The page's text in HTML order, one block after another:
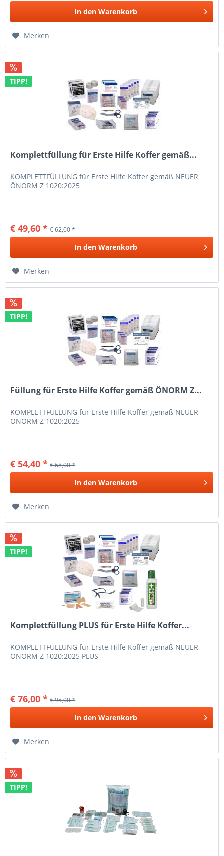
In den Warenkorb
Merken
TIPP!
Komplettfüllung für Erste Hilfe Koffer gemäß...
KOMPLETTFÜLLUNG für Erste Hilfe Koffer gemäß NEUER
ÖNORM Z 1020:2025
€ 49,60 * € 62,00 *
In den Warenkorb
Merken
TIPP!
Füllung für Erste Hilfe Koffer gemäß ÖNORM Z...
KOMPLETTFÜLLUNG für Erste Hilfe Koffer gemäß NEUER
ÖNORM Z 1020:2025
€ 54,40 * € 68,00 *
In den Warenkorb
Merken
TIPP!
Komplettfüllung PLUS für Erste Hilfe Koffer...
KOMPLETTFÜLLUNG für Erste Hilfe Koffer gemäß NEUER
ÖNORM Z 1020:2025 PLUS
€ 76,00 * € 95,00 *
In den Warenkorb
Merken
TIPP!